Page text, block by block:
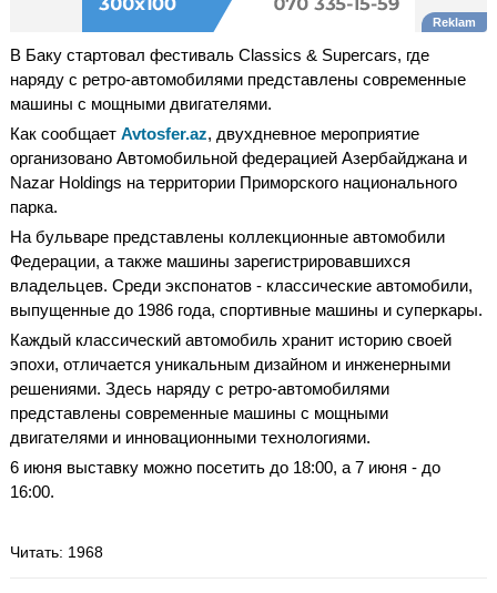
В Баку стартовал фестиваль Classics & Supercars, где
наряду с ретро-автомобилями представлены современные
машины с мощными двигателями.
Как сообщает Avtosfer.az, двухдневное мероприятие
организовано Автомобильной федерацией Азербайджана и
Nazar Holdings на территории Приморского национального
парка.
На бульваре представлены коллекционные автомобили
Федерации, а также машины зарегистрировавшихся
владельцев. Среди экспонатов - классические автомобили,
выпущенные до 1986 года, спортивные машины и суперкары.
Каждый классический автомобиль хранит историю своей
эпохи, отличается уникальным дизайном и инженерными
решениями. Здесь наряду с ретро-автомобилями
представлены современные машины с мощными
двигателями и инновационными технологиями.
6 июня выставку можно посетить до 18:00, а 7 июня - до
16:00.
Читать: 1968